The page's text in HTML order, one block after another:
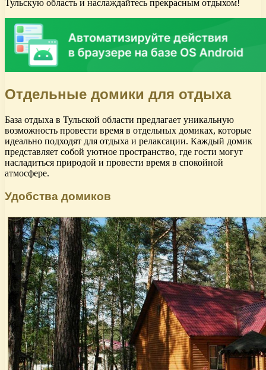
Тульскую область и наслаждайтесь прекрасным отдыхом!
Отдельные домики для отдыха
База отдыха в Тульской области предлагает уникальную
возможность провести время в отдельных домиках, которые
идеально подходят для отдыха и релаксации. Каждый домик
представляет собой уютное пространство, где гости могут
насладиться природой и провести время в спокойной
атмосфере.
Удобства домиков